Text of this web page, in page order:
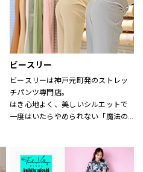
きいきと輝いてほしいという想いが
込められています。
全ての女性に、自分らしさの創造と
直感を。
ビースリー
ビースリーは神戸元町発のストレッ
チパンツ専門店。
はき心地よく、美しいシルエットで
一度はいたらやめられない「魔法の
ンや限定カラーも人気です。
サイズも3号～21号と豊富に揃いま